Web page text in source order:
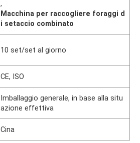
,
Macchina per raccogliere foraggi d
i setaccio combinato
10 set/set al giorno
CE, ISO
Imballaggio generale, in base alla situ
azione effettiva
Cina